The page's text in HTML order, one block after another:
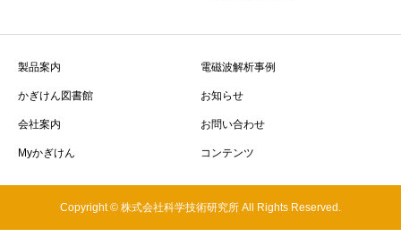
製品案内 電磁波解析事例
かぎけん図書館 お知らせ
会社案内 お問い合わせ
Myかぎけん コンテンツ
Copyright © 株式会社科学技術研究所 All Rights Reserved.